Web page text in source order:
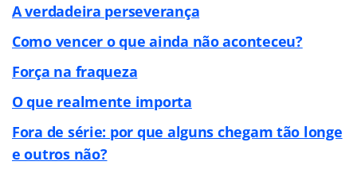
A verdadeira perseverança
Como vencer o que ainda não aconteceu?
Força na fraqueza
O que realmente importa
Fora de série: por que alguns chegam tão longe
e outros não?